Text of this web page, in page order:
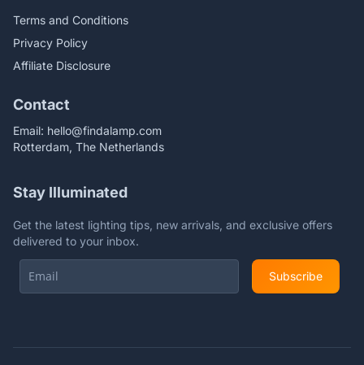
Terms and Conditions
Privacy Policy
Affiliate Disclosure
Contact
Email: hello@findalamp.com
Rotterdam, The Netherlands
Stay Illuminated
Get the latest lighting tips, new arrivals, and exclusive offers
delivered to your inbox.
Subscribe